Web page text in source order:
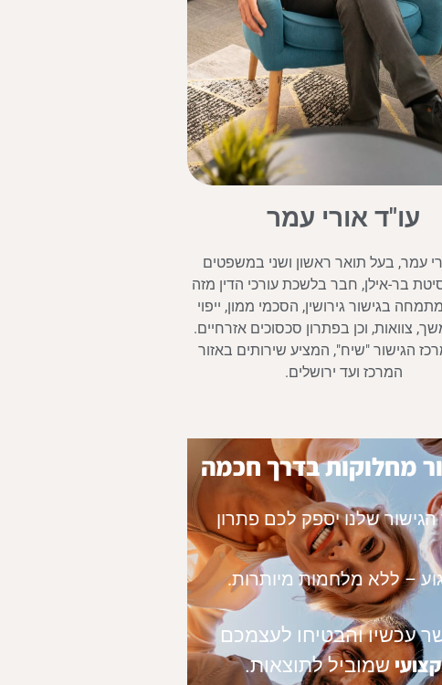
עו"ד אורי עמר
עמר, בעל תואר ראשון ושני במשפטים
בר-אילן, חבר בלשכת עורכי הדין מזה
בגישור גירושין, הסכמי ממון, ייפוי
צוואות, וכן בפתרון סכסוכים אזרחיים.
הגישור "שיח", המציע שירותים באזור
המרכז ועד ירושלים.
מחלוקות בדרך חכמה
שלנו יספק לכם פתרון
– ללא מלחמות מיותרות.
עכשיו והבטיחו לעצמכם
שמוביל לתוצאות.